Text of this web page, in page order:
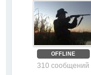
OFFLINE
310 сообщений